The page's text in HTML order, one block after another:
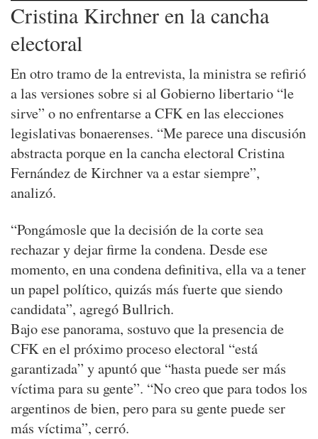
Cristina Kirchner en la cancha
electoral
En otro tramo de la entrevista, la ministra se refirió
a las versiones sobre si al Gobierno libertario “le
sirve” o no enfrentarse a CFK en las elecciones
legislativas bonaerenses. “Me parece una discusión
abstracta porque en la cancha electoral Cristina
Fernández de Kirchner va a estar siempre”,
analizó.
“Pongámosle que la decisión de la corte sea
rechazar y dejar firme la condena. Desde ese
momento, en una condena definitiva, ella va a tener
un papel político, quizás más fuerte que siendo
candidata”, agregó Bullrich.
Bajo ese panorama, sostuvo que la presencia de
CFK en el próximo proceso electoral “está
garantizada” y apuntó que “hasta puede ser más
víctima para su gente”. “No creo que para todos los
argentinos de bien, pero para su gente puede ser
más víctima”, cerró.